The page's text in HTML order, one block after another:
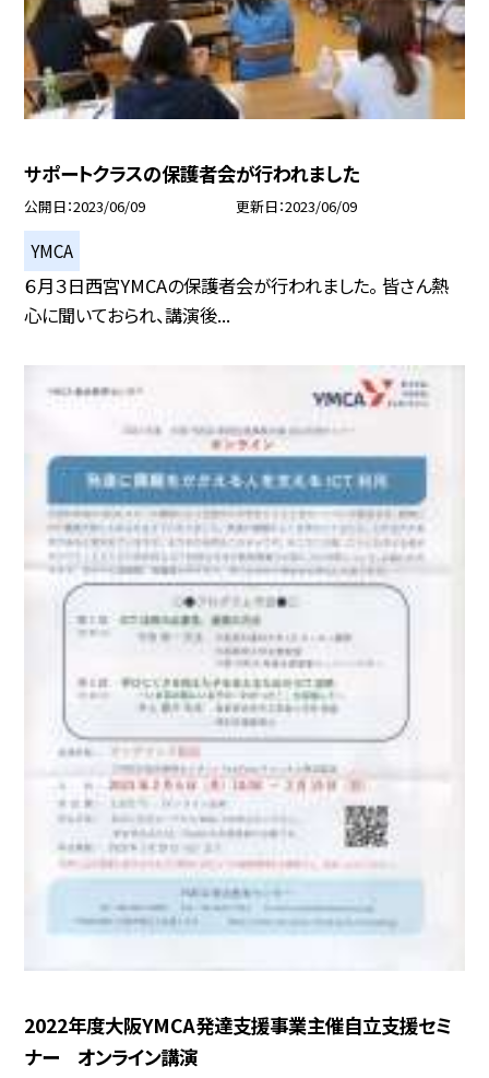
サポートクラスの保護者会が行われました
公開日 2023/06/09 更新日 2023/06/09
YMCA
６月３日西宮YMCAの保護者会が行われました。 皆さん熱
心に聞いておられ、講演後...
2022年度大阪YMCA発達支援事業主催自立支援セミ
ナー オンライン講演